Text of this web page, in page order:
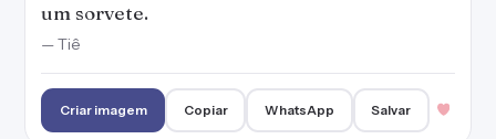
um sorvete.
— Tiê
Criar imagem Copiar WhatsApp Salvar